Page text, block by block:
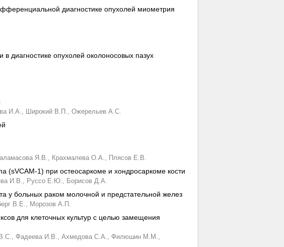
диагностике опухолей миометрия
диагностике опухолей околоносовых пазух
И.А., Широкий В.П., Ожерельев А.С.
Я.В., Крахмалева О.А., Плясов Е.В.
(sVCAM-1) при остеосаркоме и хондросаркоме кости
И.В., Руссо Е.Ю., Борисов Д.А.
у больных раком молочной и предстательной желез
В.Е., Морозов А.П.
для клеточных культур с целью замещения
Фадеева И.В., Ахмедова С.А., Филюшин М.М.,